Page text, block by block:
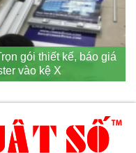
gói thiết kế, báo giá
vào kệ X